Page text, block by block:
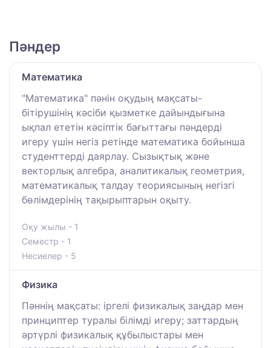
Пәндер
Математика
"Математика" пәнін оқудың мақсаты-
бітірушінің кәсіби қызметке дайындығына
ықпал ететін кәсіптік бағыттағы пәндерді
игеру үшін негіз ретінде математика бойынша
студенттерді даярлау. Сызықтық және
векторлық алгебра, аналитикалық геометрия,
математикалық талдау теориясының негізгі
бөлімдерінің тақырыптарын оқыту.
Оқу жылы - 1
Семестр - 1
Несиелер - 5
Физика
Пәннің мақсаты: іргелі физикалық заңдар мен
принциптер туралы білімді игеру; заттардың
әртүрлі физикалық құбылыстары мен